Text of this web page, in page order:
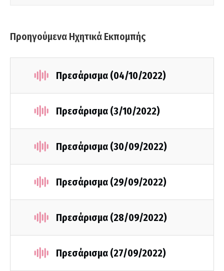
Προηγούμενα Ηχητικά Εκπομπής
Πρεσάρισμα (04/10/2022)
Πρεσάρισμα (3/10/2022)
Πρεσάρισμα (30/09/2022)
Πρεσάρισμα (29/09/2022)
Πρεσάρισμα (28/09/2022)
Πρεσάρισμα (27/09/2022)